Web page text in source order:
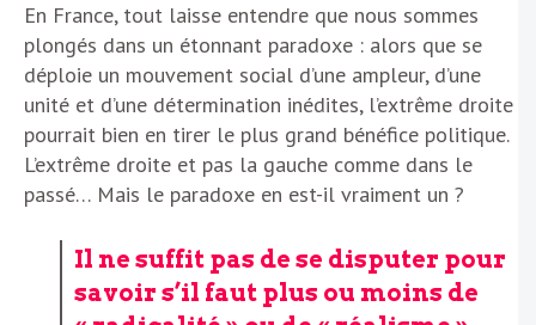
En France, tout laisse entendre que nous sommes
plongés dans un étonnant paradoxe : alors que se
déploie un mouvement social d’une ampleur, d’une
unité et d’une détermination inédites, l’extrême droite
pourrait bien en tirer le plus grand bénéfice politique.
L’extrême droite et pas la gauche comme dans le
passé… Mais le paradoxe en est-il vraiment un ?
Il ne suffit pas de se disputer pour
savoir s’il faut plus ou moins de